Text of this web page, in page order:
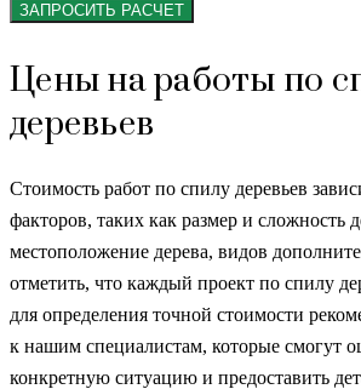
ЗАПРОСИТЬ РАСЧЕТ
Цены на работы по
деревьев
Стоимость работ по спилу деревьев
факторов, таких как размер и сложность
местоположение дерева, видов
отметить, что каждый проект по спилу
для определения точной стоимости
к нашим специалистам, которые смогут
конкретную ситуацию и предоставить